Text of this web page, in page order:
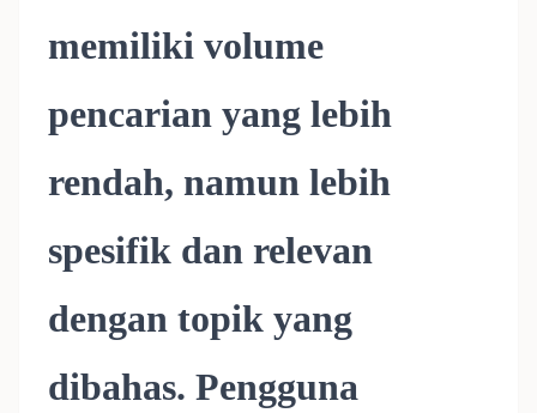
memiliki volume
pencarian yang lebih
rendah, namun lebih
spesifik dan relevan
dengan topik yang
dibahas. Pengguna